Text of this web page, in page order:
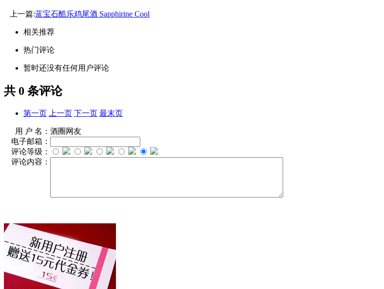
上一篇:蓝宝石酷乐鸡尾酒 Sapphirine Cool
相关推荐
热门评论
暂时还没有任何用户评论
共 0 条评论
第一页 上一页 下一页 最末页
用 户 名： 酒圈网友
电子邮箱：
评论等级：
评论内容：